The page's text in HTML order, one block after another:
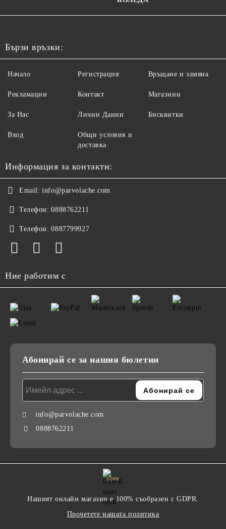
Бързи връзки:
Начало
Рекламации
За Нас
Вход
Регистрация
Контакт
Лични Данни
Общи условия и
доставка
Връщане и замяна
Магазини
Бисквитки
Информация за контакти:
Email: info@parvolache.com
Телефон: 0888762211
Телефон: 0887799927
Ние работим с
Абонирай се за нашия бюлетин
info@parvolache.com
0888762211
GDPR
Нашият онлайн магазин е 100% съобразен с GDPR.
Прочетете нашата политика